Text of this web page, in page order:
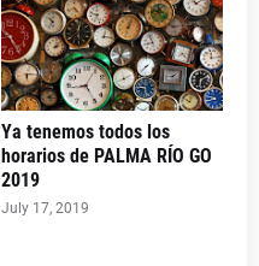
Ya tenemos todos los
horarios de PALMA RÍO GO
2019
July 17, 2019